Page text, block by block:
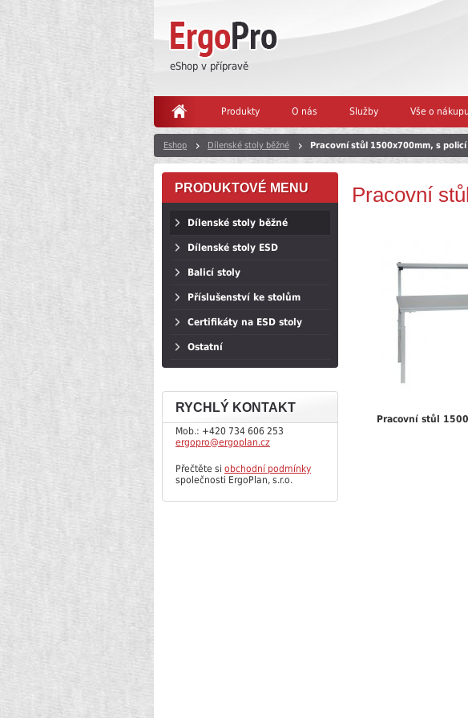
eShop v přípravě
Produkty O nás Služby Vše o nákupu
Eshop Dílenské stoly běžné Pracovní stůl 1500x700mm, s policí
Pracovní
Pracovní stůl
PRODUKTOVÉ MENU
Dílenské stoly běžné
Dílenské stoly ESD
Balicí stoly
Příslušenství ke stolům
Certifikáty na ESD stoly
Ostatní
RYCHLÝ KONTAKT
Mob.: +420 734 606 253
ergopro@ergoplan.cz
Přečtěte si obchodní podmínky
společnosti ErgoPlan, s.r.o.